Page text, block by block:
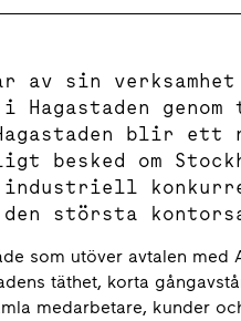
av sin
blir ett
besked om
största
som utöver avtalen med
täthet, korta
medarbetare, kunder